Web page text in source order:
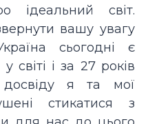
світ.
вашу увагу
сьогодні є
світі і за 27 років
досвіду я та мої
стикатися з